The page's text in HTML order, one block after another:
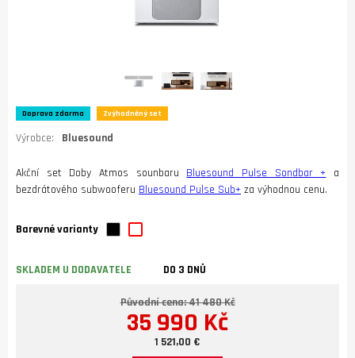
Doprava zdarma Zvýhodněný set
Výrobce: Bluesound
Akční set Doby Atmos sounbaru Bluesound Pulse Sondbar + a
bezdrátového subwooferu Bluesound Pulse Sub+ za výhodnou cenu.
Barevné varianty
SKLADEM U DODAVATELE DO 3 DNŮ
Původní cena: 41 480 Kč
35 990 Kč
1 521,00 €